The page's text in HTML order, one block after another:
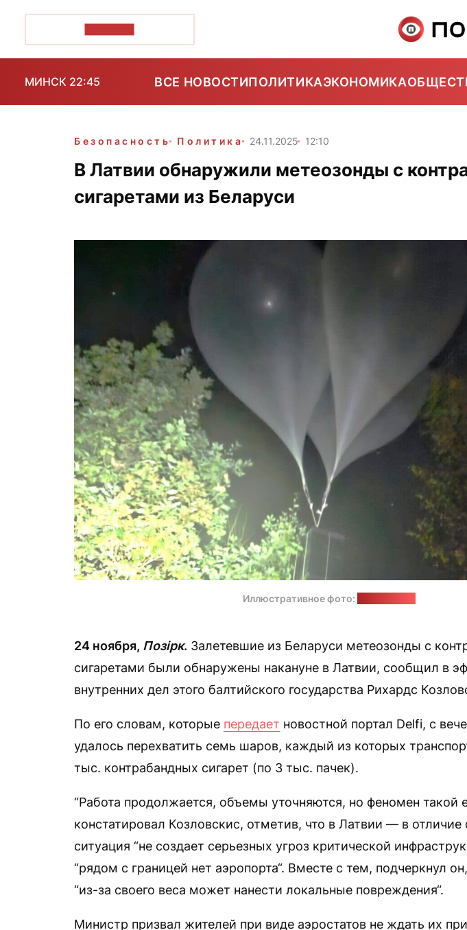
МИНСК 22:45 ВСЕ НОВОСТИПОЛИТИКАЭКОНОМИКА
Безопасность Политика 24.11.2025 12:10
В Латвии обнаружили метеозонды с
сигаретами из Беларуси
Иллюстративное фото:
24 ноября, Позірк. Залетевшие из Беларуси метеозонды с
сигаретами были обнаружены накануне в Латвии, сообщил в
внутренних дел этого балтийского государства Рихардс
По его словам, которые передает новостной портал Delfi, с
удалось перехватить семь шаров, каждый из которых
тыс. контрабандных сигарет (по 3 тыс. пачек).
“Работа продолжается, объемы уточняются, но феномен такой
констатировал Козловскис, отметив, что в Латвии — в
ситуация “не создает серьезных угроз критической
“рядом с границей нет аэропорта“. Вместе с тем, подчеркнул
“из-за своего веса может нанести локальные повреждения“.
Министр призвал жителей при виде аэростатов не ждать их